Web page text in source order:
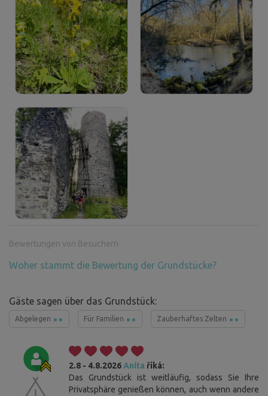
Bewertungen von Besuchern
Woher stammt die Bewertung der Grundstücke?
Gäste sagen über das Grundstück:
Abgelegen Für Familien Zauberhaftes Zelten
2.8 - 4.8.2026 Anita říká:
Das Grundstück ist weitläufig, sodass Sie Ihre
Privatsphäre genießen können, auch wenn andere